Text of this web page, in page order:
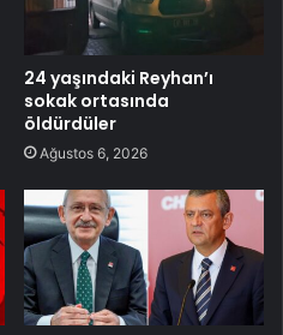
24 yaşındaki Reyhan’ı
sokak ortasında
öldürdüler
Ağustos 6, 2026